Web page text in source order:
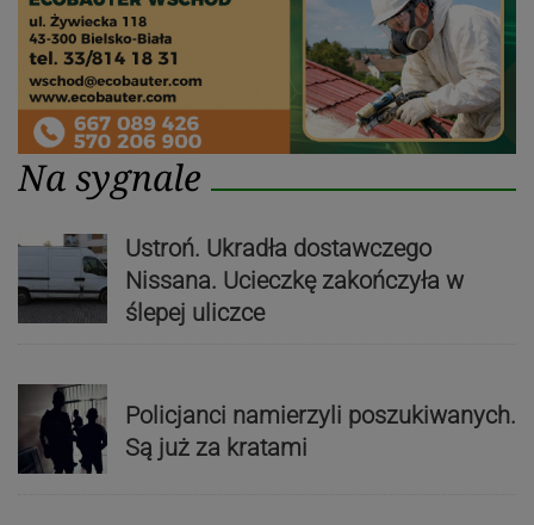
Na sygnale
Ustroń. Ukradła dostawczego
Nissana. Ucieczkę zakończyła w
ślepej uliczce
Policjanci namierzyli poszukiwanych.
Są już za kratami